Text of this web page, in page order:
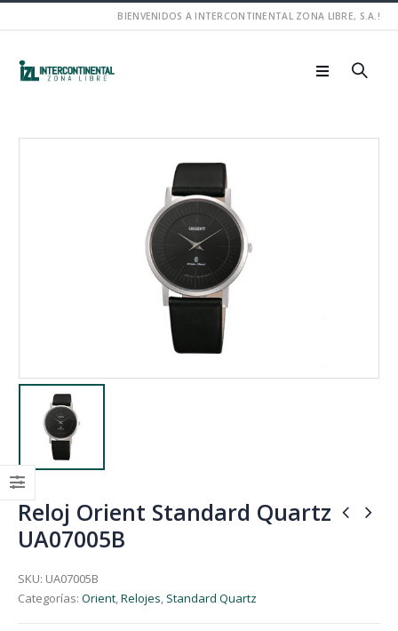
BIENVENIDOS A INTERCONTINENTAL ZONA LIBRE, S.A.!
Reloj Orient Standard Quartz
UA07005B
SKU: UA07005B
Categorías: Orient,Relojes, Standard Quartz